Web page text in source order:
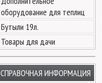
оборудование для теплиц
Бутыли 19л.
Товары для дачи
СПРАВОЧНАЯ ИНФОРМАЦИЯ